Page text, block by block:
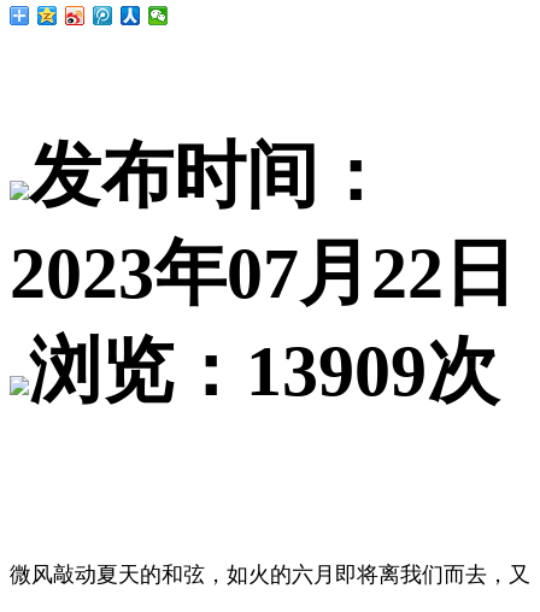
发布时间：
2023年07月22日
浏览：13909次
微风敲动夏天的和弦，如火的六月即将离我们而去，又